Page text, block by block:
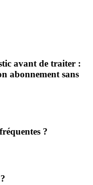
avant de traiter :
abonnement sans
?